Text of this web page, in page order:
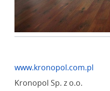
www.kronopol.com.pl
Kronopol Sp. z o.o.